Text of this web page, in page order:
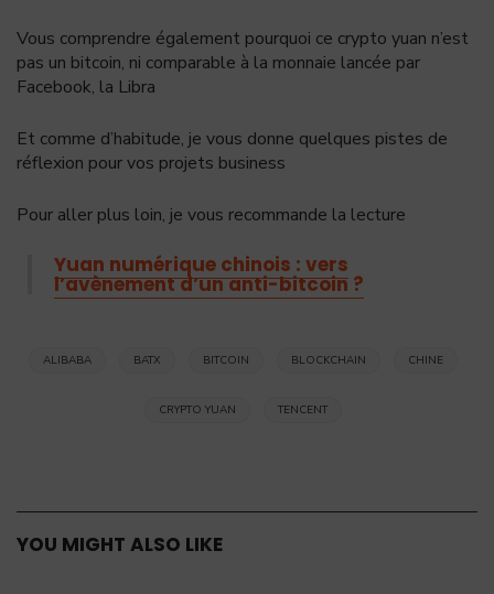
Vous comprendre également pourquoi ce crypto yuan n’est
pas un bitcoin, ni comparable à la monnaie lancée par
Facebook, la Libra
Et comme d’habitude, je vous donne quelques pistes de
réflexion pour vos projets business
Pour aller plus loin, je vous recommande la lecture
Yuan numérique chinois : vers
l’avènement d’un anti-bitcoin ?
ALIBABA BATX BITCOIN BLOCKCHAIN CHINE
CRYPTO YUAN TENCENT
YOU MIGHT ALSO LIKE